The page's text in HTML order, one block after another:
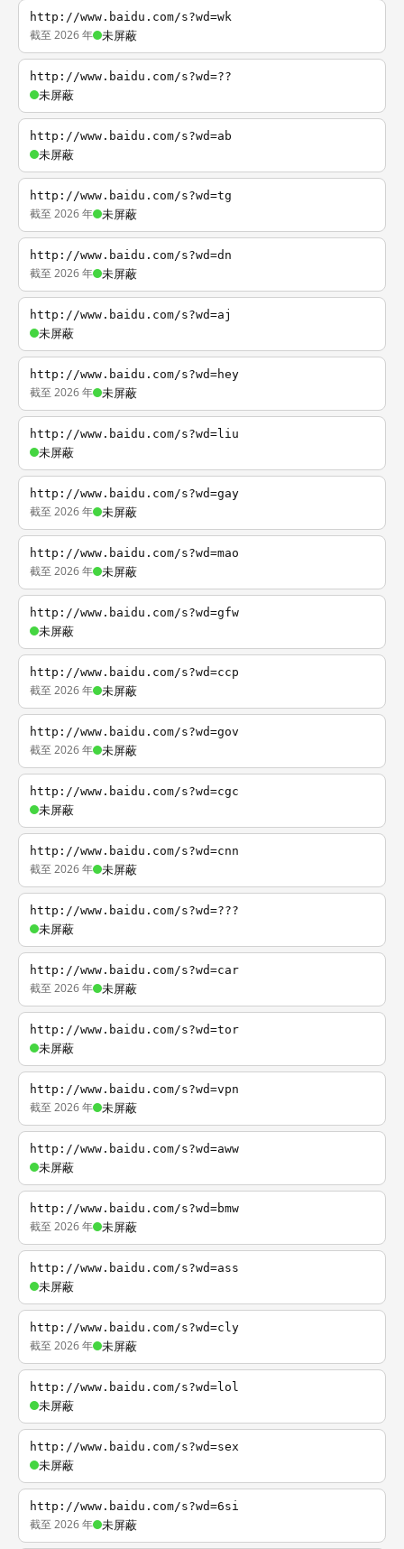
http://www.baidu.com/s?wd=wk
截至 2026 年 未屏蔽
http://www.baidu.com/s?wd=??
未屏蔽
http://www.baidu.com/s?wd=ab
未屏蔽
http://www.baidu.com/s?wd=tg
截至 2026 年 未屏蔽
http://www.baidu.com/s?wd=dn
截至 2026 年 未屏蔽
http://www.baidu.com/s?wd=aj
未屏蔽
http://www.baidu.com/s?wd=hey
截至 2026 年 未屏蔽
http://www.baidu.com/s?wd=liu
未屏蔽
http://www.baidu.com/s?wd=gay
截至 2026 年 未屏蔽
http://www.baidu.com/s?wd=mao
截至 2026 年 未屏蔽
http://www.baidu.com/s?wd=gfw
未屏蔽
http://www.baidu.com/s?wd=ccp
截至 2026 年 未屏蔽
http://www.baidu.com/s?wd=gov
截至 2026 年 未屏蔽
http://www.baidu.com/s?wd=cgc
未屏蔽
http://www.baidu.com/s?wd=cnn
截至 2026 年 未屏蔽
http://www.baidu.com/s?wd=???
未屏蔽
http://www.baidu.com/s?wd=car
截至 2026 年 未屏蔽
http://www.baidu.com/s?wd=tor
未屏蔽
http://www.baidu.com/s?wd=vpn
截至 2026 年 未屏蔽
http://www.baidu.com/s?wd=aww
未屏蔽
http://www.baidu.com/s?wd=bmw
截至 2026 年 未屏蔽
http://www.baidu.com/s?wd=ass
未屏蔽
http://www.baidu.com/s?wd=cly
截至 2026 年 未屏蔽
http://www.baidu.com/s?wd=lol
未屏蔽
http://www.baidu.com/s?wd=sex
未屏蔽
http://www.baidu.com/s?wd=6si
截至 2026 年 未屏蔽